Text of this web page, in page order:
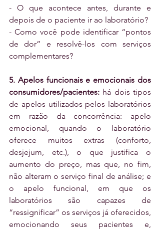
- O que acontece antes, durante e
depois de o paciente ir ao laboratório?
- Como você pode identificar “pontos
de dor” e resolvê-los com serviços
complementares?
5. Apelos funcionais e emocionais dos
consumidores/pacientes: há dois tipos
de apelos utilizados pelos laboratórios
em razão da concorrência: apelo
emocional, quando o laboratório
oferece muitos extras (conforto,
desjejum, etc.), o que justifica o
aumento do preço, mas que, no fim,
não alteram o serviço final de análise; e
o apelo funcional, em que os
laboratórios são capazes de
“ressignificar” os serviços já oferecidos,
emocionando seus pacientes e,